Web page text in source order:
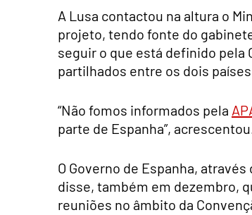
A Lusa contactou na altura o
projeto, tendo fonte do
seguir o que está definido pela
partilhados entre os dois
“Não fomos informados pela
parte de Espanha”,
O Governo de Espanha,
disse, também em dezembro,
reuniões no âmbito da